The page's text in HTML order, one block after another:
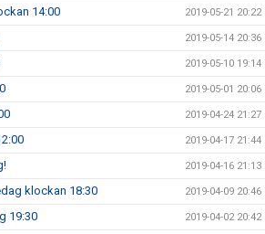
14:00 2019-05-21 20:22
2019-05-14 20:36
2019-05-10 19:14
2019-05-01 20:06
2019-04-24 21:27
2019-04-17 21:44
2019-04-16 21:13
klockan 18:30 2019-04-09 20:46
19:30 2019-04-02 20:42